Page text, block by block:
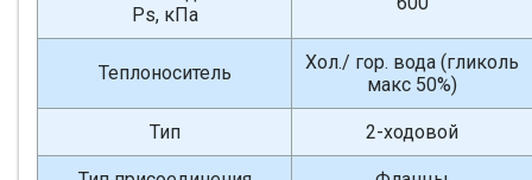
Ps, кПа
Теплоноситель
Хол./ гор. вода (гликоль
макс 50%)
Тип 2-ходовой